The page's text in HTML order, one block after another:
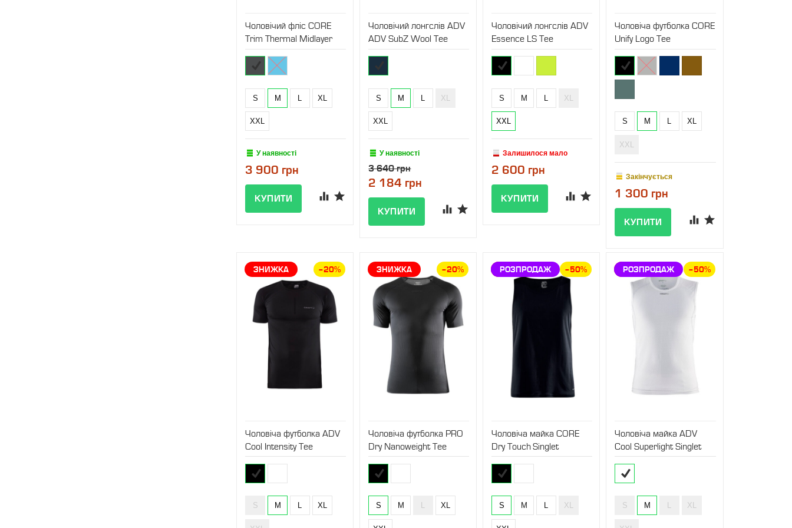
Чоловічий фліс CORE
Trim Thermal Midlayer
S M L XL
XXL
У наявності
3 900 грн
Чоловічий лонгслів ADV
ADV SubZ Wool Tee
S M L XL
XXL
У наявності
3 640 грн
2 184 грн
Чоловічий лонгслів ADV
Essence LS Tee
S M L XL
XXL
Залишилося мало
2 600 грн
Чоловіча футболка CORE
Unify Logo Tee
S M L XL
XXL
Закінчується
1 300 грн
ЗНИЖКА –20%
Чоловіча футболка ADV
Cool Intensity Tee
S M L XL
ЗНИЖКА –20%
Чоловіча футболка PRO
Dry Nanoweight Tee
S M L XL
ЗНИЖКА –50%
РОЗПРОДАЖ
Чоловіча майка CORE
Dry Touch Singlet
S M L XL
ЗНИЖКА –50%
РОЗПРОДАЖ
Чоловіча майка ADV
Cool Superlight Singlet
S M L XL